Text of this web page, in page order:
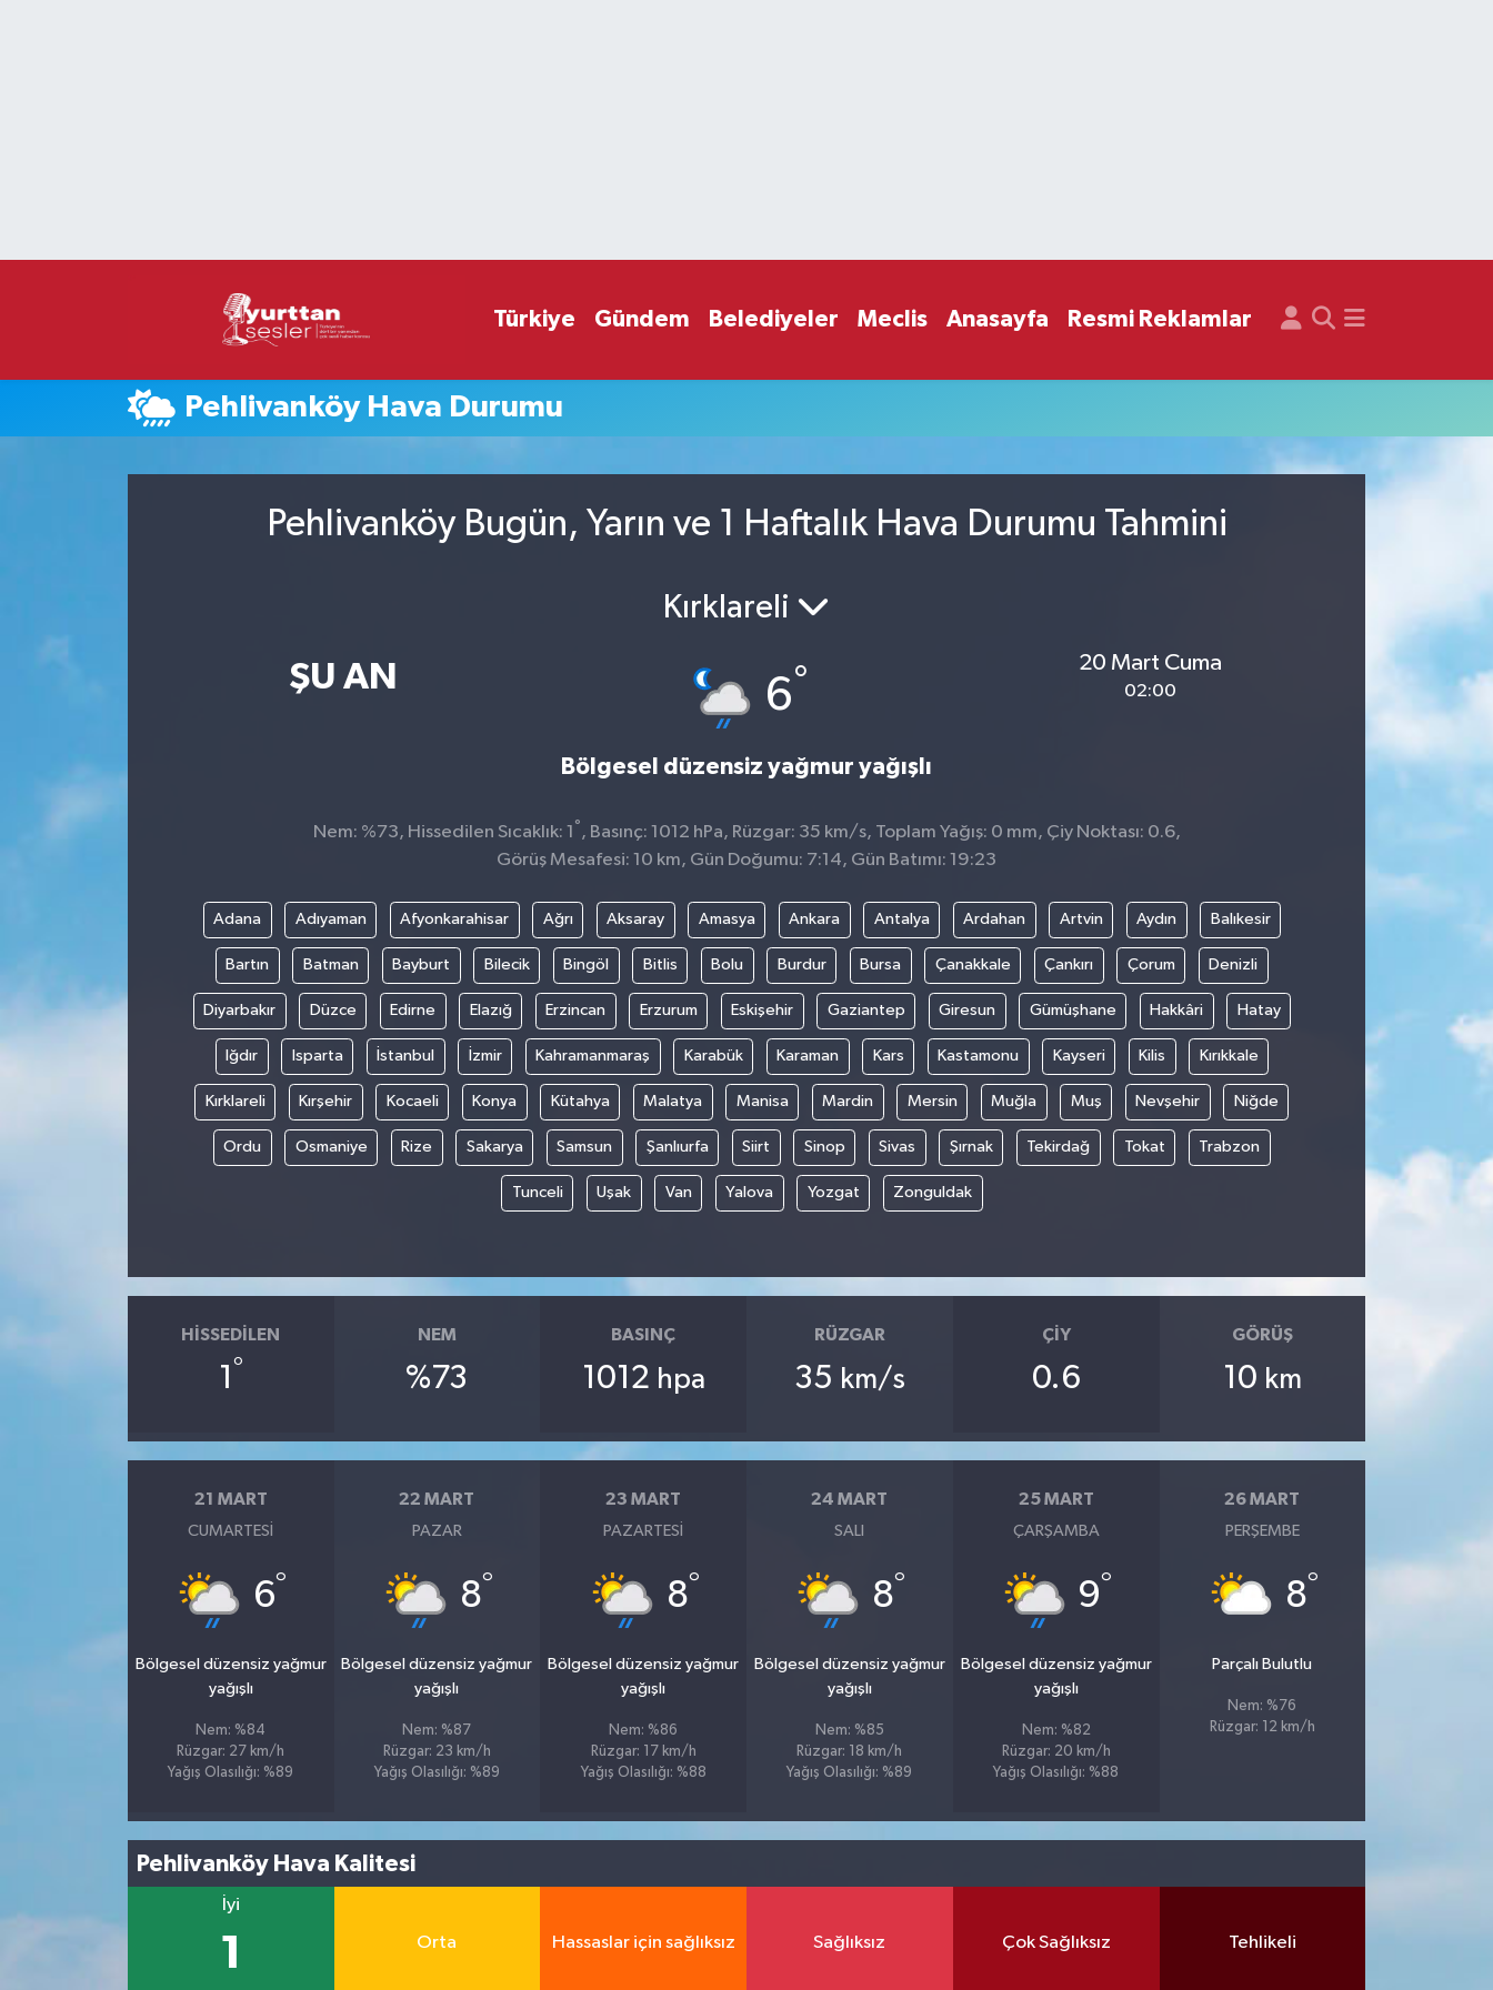
Türkiye Gündem Belediyeler Meclis Anasayfa Resmi Reklamlar
Pehlivanköy Hava Durumu
Pehlivanköy Bugün, Yarın ve 1 Haftalık Hava Durumu Tahmini
ŞU AN
Kırklareli
6°
Bölgesel düzensiz yağmur yağışlı
20 Mart Cuma
02:00
Nem: %73, Hissedilen Sıcaklık: 1 ° , Basınç: 1012 hPa, Rüzgar: 35 km/s, Toplam Yağış: 0 mm, Çiy Noktası: 0.6,
Görüş Mesafesi: 10 km, Gün Doğumu: 7:14, Gün Batımı: 19:23
Adana Adıyaman Afyonkarahisar Ağrı Aksaray Amasya Ankara Antalya Ardahan Artvin Aydın Balıkesir
Bartın Batman Bayburt Bilecik Bingöl Bitlis Bolu Burdur Bursa Çanakkale Çankırı Çorum Denizli
Diyarbakır Düzce Edirne Elazığ Erzincan Erzurum Eskişehir Gaziantep Giresun Gümüşhane Hakkâri Hatay
Iğdır Isparta İstanbul İzmir Kahramanmaraş Karabük Karaman Kars Kastamonu Kayseri Kilis Kırıkkale
Kırklareli Kırşehir Kocaeli Konya Kütahya Malatya Manisa Mardin Mersin Muğla Muş Nevşehir Niğde
Ordu Osmaniye Rize Sakarya Samsun Şanlıurfa Siirt Sinop Sivas Şırnak Tekirdağ Tokat Trabzon
Tunceli Uşak Van Yalova Yozgat Zonguldak
HISSEDILEN
1°
NEM
%73
BASINÇ
1012 hpa
RÜZGAR
35 km/s
ÇIY
0.6
GÖRÜŞ
10 km
21 MART
CUMARTESI
6°
Bölgesel düzensiz yağmur
yağışlı
Nem: %84
Rüzgar: 27 km/h
Yağış Olasılığı: %89
22 MART
PAZAR
8°
Bölgesel düzensiz yağmur
yağışlı
Nem: %87
Rüzgar: 23 km/h
Yağış Olasılığı: %89
23 MART
PAZARTESI
8°
Bölgesel düzensiz yağmur
yağışlı
Nem: %86
Rüzgar: 17 km/h
Yağış Olasılığı: %88
24 MART
SALI
8°
Bölgesel düzensiz yağmur
yağışlı
Nem: %85
Rüzgar: 18 km/h
Yağış Olasılığı: %89
25 MART
ÇARŞAMBA
9°
Bölgesel düzensiz yağmur
yağışlı
Nem: %82
Rüzgar: 20 km/h
Yağış Olasılığı: %88
26 MART
PERŞEMBE
8°
Parçalı Bulutlu
Nem: %76
Rüzgar: 12 km/h
Pehlivanköy Hava Kalitesi
İyi
1 Orta Hassaslar için sağlıksız Sağlıksız Çok Sağlıksız Tehlikeli
Süper Lig Puan Durumu ve Fikstür
Son Dakika Haberleri
Haber Arşivi